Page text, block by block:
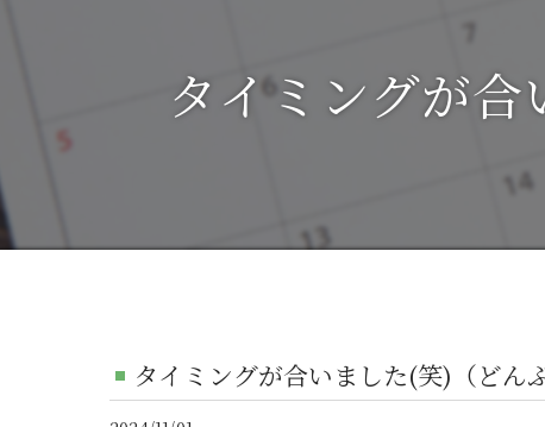
タイミングが合
タイミングが合いました(笑)（どん